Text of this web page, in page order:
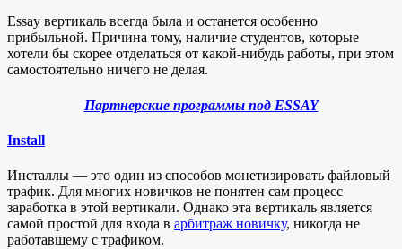
Essay вертикаль всегда была и останется особенно
прибыльной. Причина тому, наличие студентов, которые
хотели бы скорее отделаться от какой-нибудь работы, при этом
самостоятельно ничего не делая.
Партнерские программы под ESSAY
Install
Инсталлы — это один из способов монетизировать файловый
трафик. Для многих новичков не понятен сам процесс
заработка в этой вертикали. Однако эта вертикаль является
самой простой для входа в арбитраж новичку, никогда не
работавшему с трафиком.